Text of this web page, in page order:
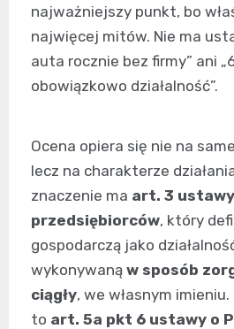
najważniejszy punkt, bo
najwięcej mitów. Nie ma
auta rocznie bez firmy” ani
obowiązkowo działalność”.
Ocena opiera się nie na
lecz na charakterze
znaczenie ma art. 3
przedsiębiorców, który
gospodarczą jako
wykonywaną w sposób
ciągły, we własnym
to art. 5a pkt 6 ustawy o